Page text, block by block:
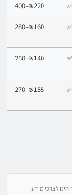
₪220–400
₪160–280
₪140–250
₪155–270
לצרכי מידע